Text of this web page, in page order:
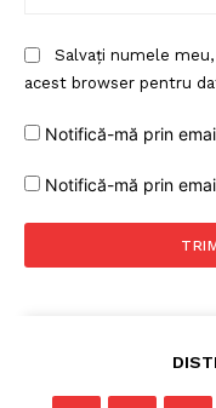
Salvați numele
acest browser pentru
Notifică-mă prin
Notifică-mă prin